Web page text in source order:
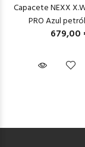
Capacete NEXX
PRO Azul
679,00